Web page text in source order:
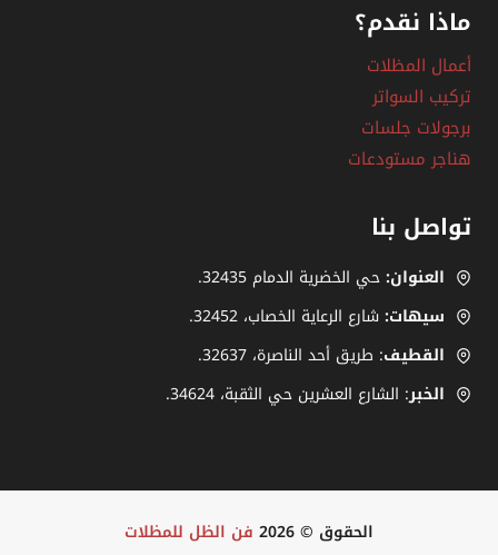
ماذا نقدم؟
أعمال المظلات
تركيب السواتر
برجولات جلسات
هناجر مستودعات
تواصل بنا
العنوان:حي الخضرية الدمام 32435.
سيهات: شارع الرعاية الخصاب، ‎.32452
القطيف: طريق أحد الناصرة، ‎32637.
الخبر: الشارع العشرين حي الثقبة، 34624.
الحقوق © 2026 فن الظل للمظلات